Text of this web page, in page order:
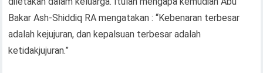
Bakar Ash-Shiddiq RA mengatakan : “Kebenaran terbesar
adalah kejujuran, dan kepalsuan terbesar adalah
ketidakjujuran.”